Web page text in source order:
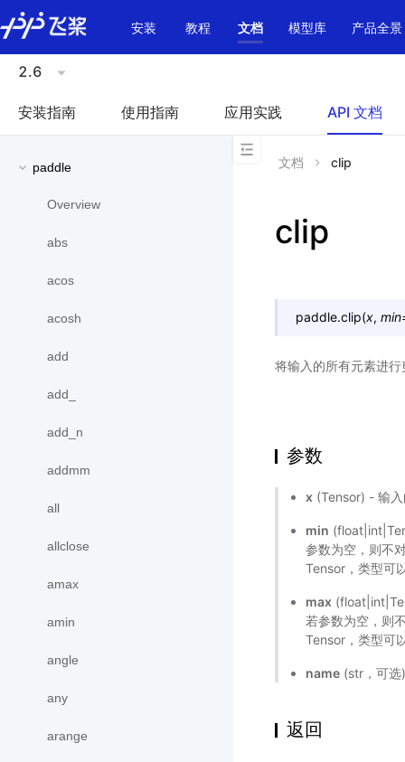
\u200E
安装
教程 文档 模型库 产品全景
2.6
安装指南 使用指南 应用实践 API 文档
paddle
Overview
abs
acos
acosh
add
add_
add_n
addmm
all
allclose
amax
amin
angle
any
arange
文档 clip
clip
paddle.clip(x, min
将输入的所有元素进
参数
x (Tensor) - 输
min
参数为空，则不
Tensor，类型可
max
若参数为空，则
Tensor，类型可
name (str，可
返回